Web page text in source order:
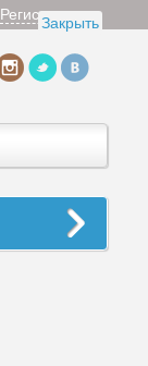
Закрыть
Регистрация